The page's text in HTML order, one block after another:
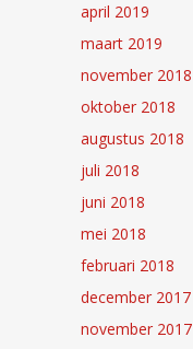
april 2019
maart 2019
november 2018
oktober 2018
augustus 2018
juli 2018
juni 2018
mei 2018
februari 2018
december 2017
november 2017